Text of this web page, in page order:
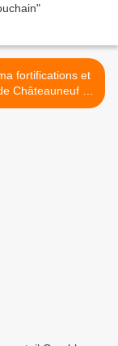
fortifications et
Châteauneuf du
Rhône >